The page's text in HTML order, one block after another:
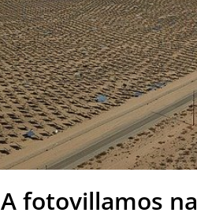
A fotovillamos